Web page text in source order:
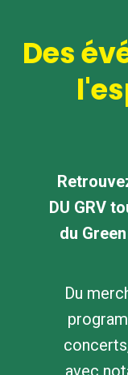
Des
DU GRV
du
Du
avec